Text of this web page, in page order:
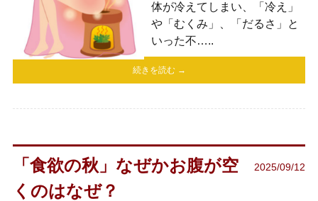
体が冷えてしまい、「冷え」
や「むくみ」、「だるさ」と
いった不…..
続きを読む →
「食欲の秋」なぜかお腹が空
くのはなぜ？
2025/09/12